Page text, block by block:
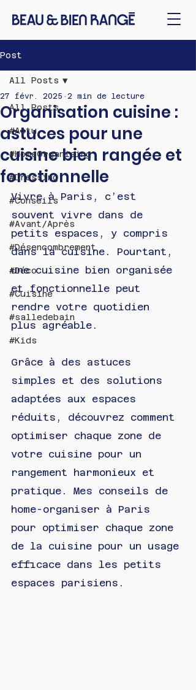
Post
All Posts
#Actu
#HomeOrganising
#Dressing
#Conseils
#Avant/Après
#Désencombrement
#Déco
#Cuisine
#salledebain
#Kids
All Posts
Organisation cuisine :
astuces pour une
cuisine bien rangée et
fonctionnelle
27 févr. 2025 2 min de lecture
Vivre à Paris, c’est
souvent vivre dans de
petits espaces, y compris
dans la cuisine. Pourtant,
une cuisine bien organisée
et fonctionnelle peut
rendre votre quotidien
plus agréable.
Grâce à des astuces
simples et des solutions
adaptées aux espaces
réduits, découvrez comment
optimiser chaque zone de
votre cuisine pour un
rangement harmonieux et
pratique. Mes conseils de
home-organiser à Paris
pour optimiser chaque zone
de la cuisine pour un usage
efficace dans les petits
espaces parisiens.